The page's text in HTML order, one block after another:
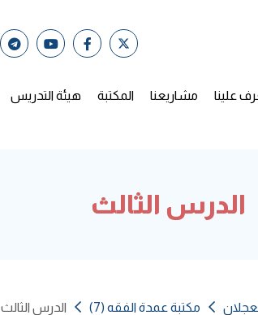
علينا مشاريعنا المكتبة هيئة التدريس
الدرس الثالث
مكتبة عمدة الفقه (7) الدرس الثالث